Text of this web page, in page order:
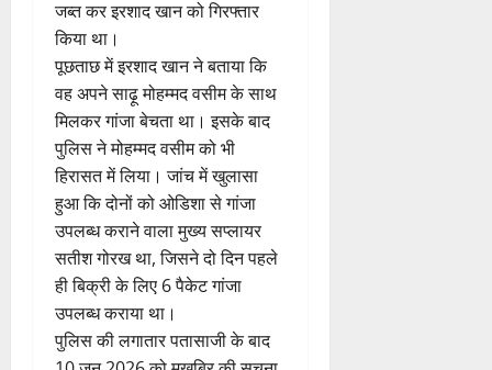
जब्त कर इरशाद खान को गिरफ्तार
किया था।
पूछताछ में इरशाद खान ने बताया कि
वह अपने साढ़ू मोहम्मद वसीम के साथ
मिलकर गांजा बेचता था। इसके बाद
पुलिस ने मोहम्मद वसीम को भी
हिरासत में लिया। जांच में खुलासा
हुआ कि दोनों को ओडिशा से गांजा
उपलब्ध कराने वाला मुख्य सप्लायर
सतीश गोरख था, जिसने दो दिन पहले
ही बिक्री के लिए 6 पैकेट गांजा
उपलब्ध कराया था।
पुलिस की लगातार पतासाजी के बाद